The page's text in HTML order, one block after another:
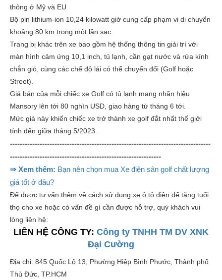
thông ở Mỹ và EU
Bộ pin lithium-ion 10,24 kilowatt giờ cung cấp phạm vi di chuyển
khoảng 80 km trong một lần sạc.
Trang bị khác trên xe bao gồm hệ thống thông tin giải trí với
màn hình cảm ứng 10,1 inch, tủ lạnh, cần gạt nước và rửa kính
chắn gió, cùng các chế độ lái có thể chuyển đổi (Golf hoặc
Street).
Giá bán của mỗi chiếc xe Golf có tủ lạnh mang nhãn hiệu
Mansory lên tới 80 nghìn USD, giao hàng từ tháng 6 tới.
Mức giá này khiến chiếc xe trở thành xe golf đắt nhất thế giới
tính đến giữa tháng 5/2023.
---------------------------------------------------------------------------------
-------------------------------------------------------------
⇒ Xem thêm: Bạn nên chọn mua Xe điện sân golf chất lượng
giá tốt ở đâu?
Để được tư vấn thêm về cách sử dụng xe ô tô điện để tăng tuổi
thọ cho xe hoặc có vấn đề gì cần được hỗ trợ, quý khách vui
lòng liên hệ:
LIÊN HỆ CÔNG TY: Công ty TNHH TM DV XNK
Đại Cường
Địa chỉ: 845 Quốc Lộ 13, Phường Hiệp Bình Phước, Thành phố
Thủ Đức, TP.HCM